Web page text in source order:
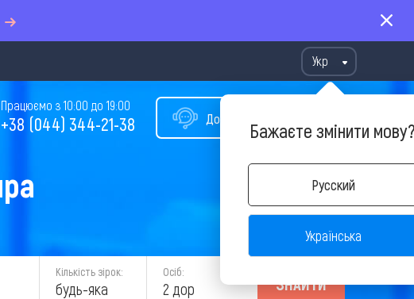
Укр
Бажаєте змінити
Русский
Українська
Допомога у виборі туру
Працюємо з 10:00 до 19:00
+38 (044) 344-21-38
Кількість зірок:
будь-яка
Осіб:
2 дор ЗНАЙТИ